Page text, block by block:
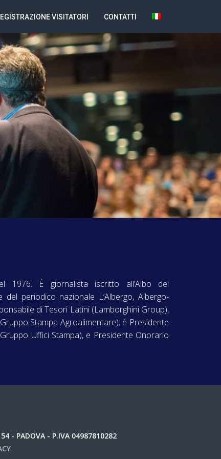
VISITATORI CONTATTI
1976. È giornalista iscritto all’Albo dei
periodico nazionale L’Albergo, Albergo-
di Tesori Latini (Lamborghini Group),
Stampa Agroalimentare); è Presidente
Uffici Stampa), e Presidente Onorario
- PADOVA - P.IVA 04987810282